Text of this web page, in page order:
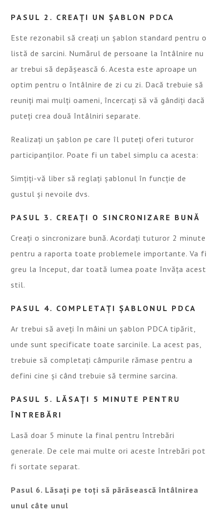
PASUL 2. CREAȚI UN ȘABLON PDCA
Este rezonabil să creați un șablon standard pentru o
listă de sarcini. Numărul de persoane la întâlnire nu
ar trebui să depășească 6. Acesta este aproape un
optim pentru o întâlnire de zi cu zi. Dacă trebuie să
reuniți mai mulți oameni, încercați să vă gândiți dacă
puteți crea două întâlniri separate.
Realizați un șablon pe care îl puteți oferi tuturor
participanților. Poate fi un tabel simplu ca acesta:
Simțiți-vă liber să reglați șablonul în funcție de
gustul și nevoile dvs.
PASUL 3. CREAȚI O SINCRONIZARE BUNĂ
Creați o sincronizare bună. Acordați tuturor 2 minute
pentru a raporta toate problemele importante. Va fi
greu la început, dar toată lumea poate învăța acest
stil.
PASUL 4. COMPLETAȚI ȘABLONUL PDCA
Ar trebui să aveți în mâini un șablon PDCA tipărit,
unde sunt specificate toate sarcinile. La acest pas,
trebuie să completați câmpurile rămase pentru a
defini cine și când trebuie să termine sarcina.
PASUL 5. LĂSAȚI 5 MINUTE PENTRU
ÎNTREBĂRI
Lasă doar 5 minute la final pentru întrebări
generale. De cele mai multe ori aceste întrebări pot
fi sortate separat.
Pasul 6. Lăsați pe toți să părăsească întâlnirea
unul câte unul